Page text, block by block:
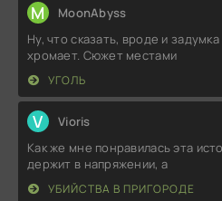
M MoonAbyss
Ну, что сказать, вроде и
хромает. Сюжет местами
УГОЛЬ
V Vioris
Как же мне понравилась эта
держит в напряжении, а
УБИЙСТВА В ПРИГОРОДЕ